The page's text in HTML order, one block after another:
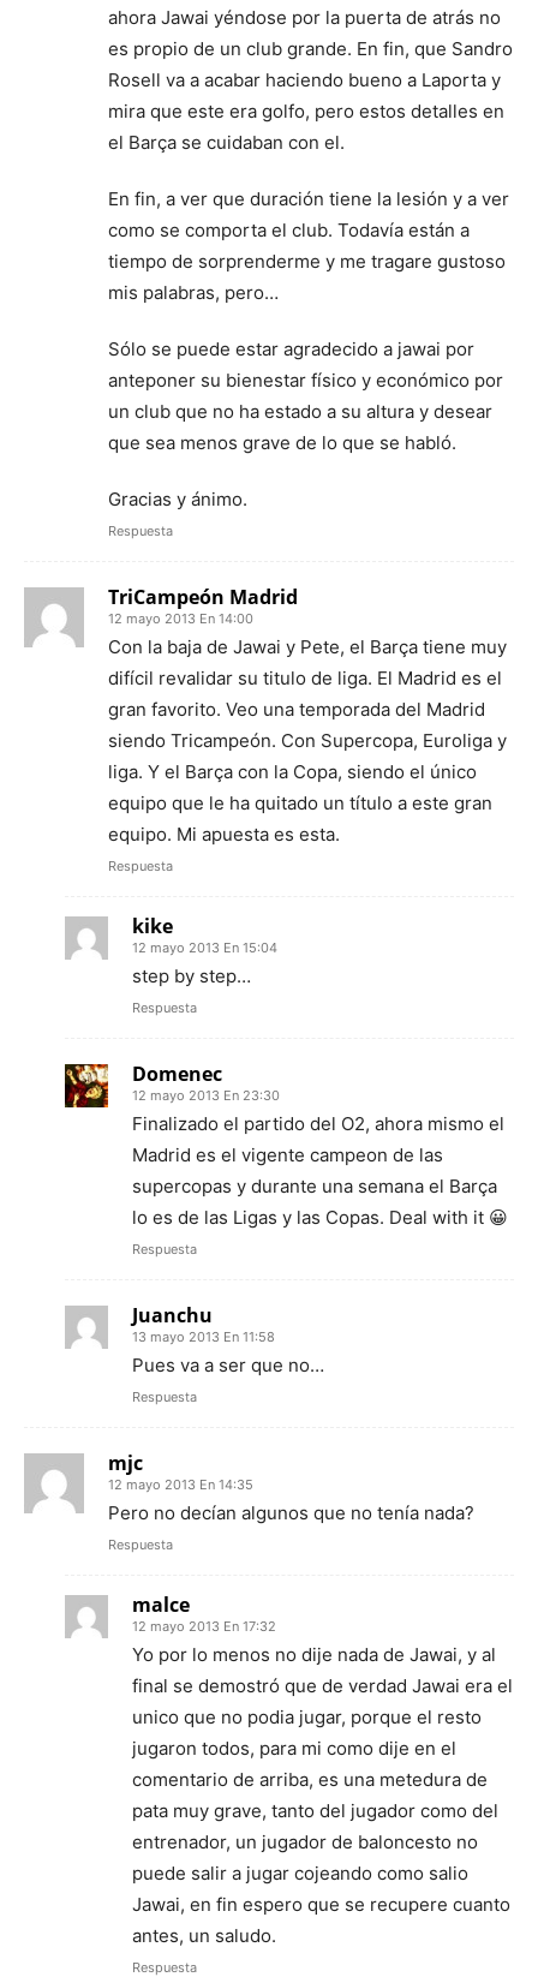
ahora Jawai yéndose por la puerta de atrás no
es propio de un club grande. En fin, que Sandro
Rosell va a acabar haciendo bueno a Laporta y
mira que este era golfo, pero estos detalles en
el Barça se cuidaban con el.
En fin, a ver que duración tiene la lesión y a ver
como se comporta el club. Todavía están a
tiempo de sorprenderme y me tragare gustoso
mis palabras, pero…
Sólo se puede estar agradecido a jawai por
anteponer su bienestar físico y económico por
un club que no ha estado a su altura y desear
que sea menos grave de lo que se habló.
Gracias y ánimo.
Respuesta
TriCampeón Madrid
12 mayo 2013 En 14:00
Con la baja de Jawai y Pete, el Barça tiene muy
difícil revalidar su titulo de liga. El Madrid es el
gran favorito. Veo una temporada del Madrid
siendo Tricampeón. Con Supercopa, Euroliga y
liga. Y el Barça con la Copa, siendo el único
equipo que le ha quitado un título a este gran
equipo. Mi apuesta es esta.
Respuesta
kike
12 mayo 2013 En 15:04
step by step…
Respuesta
Domenec
12 mayo 2013 En 23:30
Finalizado el partido del O2, ahora mismo el
Madrid es el vigente campeon de las
supercopas y durante una semana el Barça
lo es de las Ligas y las Copas. Deal with it 😀
Respuesta
Juanchu
13 mayo 2013 En 11:58
Pues va a ser que no…
Respuesta
mjc
12 mayo 2013 En 14:35
Pero no decían algunos que no tenía nada?
Respuesta
malce
12 mayo 2013 En 17:32
Yo por lo menos no dije nada de Jawai, y al
final se demostró que de verdad Jawai era el
unico que no podia jugar, porque el resto
jugaron todos, para mi como dije en el
comentario de arriba, es una metedura de
pata muy grave, tanto del jugador como del
entrenador, un jugador de baloncesto no
puede salir a jugar cojeando como salio
Jawai, en fin espero que se recupere cuanto
antes, un saludo.
Respuesta